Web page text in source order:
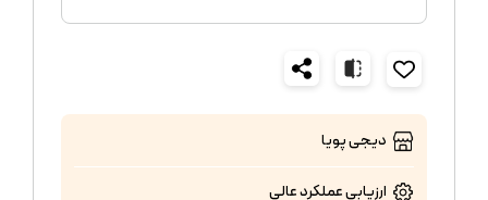
دیجی پویا
ارزیابی عملکردعالی